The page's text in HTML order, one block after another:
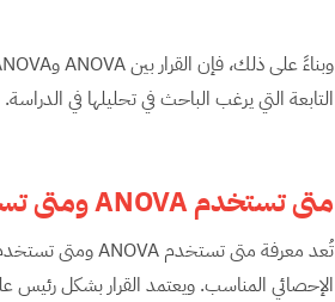
التابعة التي يرغب الباحث في تحليلها في الدراسة.
متى تستخدم ومتى
الإحصائي المناسب. ويعتمد القرار بشكل رئيس